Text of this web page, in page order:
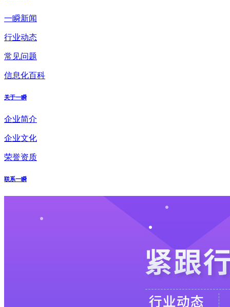
一瞬新闻
行业动态
常见问题
信息化百科
关于一瞬
企业简介
企业文化
荣誉资质
联系一瞬